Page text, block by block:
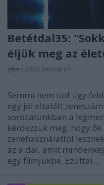
Betétdal35:
éljük meg az
vferi • 2022. február 01.
Semmi nem tud úgy
egy jól eltalált
sorozatunkban a
kérdezzük meg, hogy
zenehasználattól
az a dal, amit
egy filmjükbe. Ezúttal…